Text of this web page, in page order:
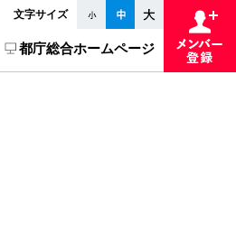
文字サイズ
都庁総合ホームページ